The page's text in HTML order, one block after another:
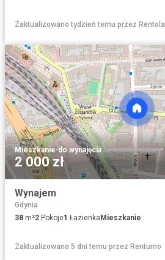
Zaktualizowano tydzień temu przez Rentola
Mieszkanie·do wynajęcia
2 000 zł
Wynajem
Gdynia
38 m²2 Pokoje1 Łazienka Mieszkanie
Zaktualizowano 5 dni temu przez Rentumo